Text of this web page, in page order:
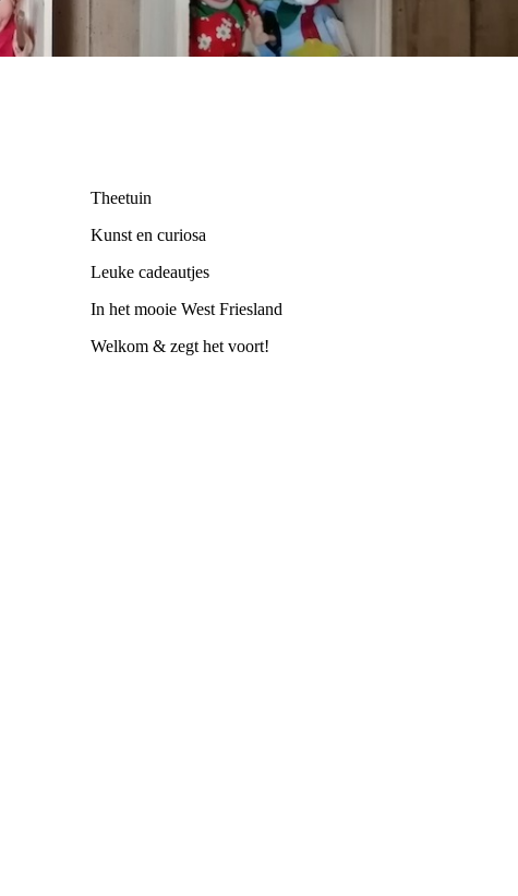
Theetuin
Kunst en curiosa
Leuke cadeautjes
In het mooie West Friesland
Welkom & zegt het voort!